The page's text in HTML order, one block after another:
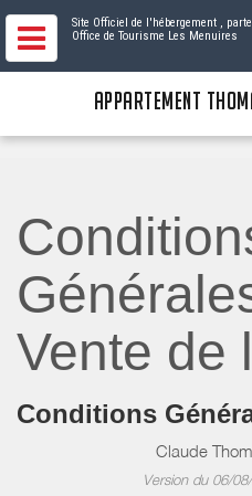
Site Officiel de l'hébergement ,
Office de Tourisme Les Menuires
APPARTEMENT
Vente de
Conditions
Claude
Version du 06/